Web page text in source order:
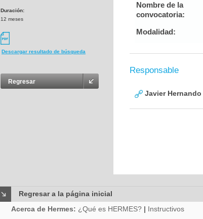
Duración:
12 meses
Descargar resultado de búsqueda
Regresar
Nombre de la
convocatoria:
Modalidad:
Responsable
Javier
Regresar a la página inicial
Acerca de Hermes: ¿Qué es HERMES? | Instructivos